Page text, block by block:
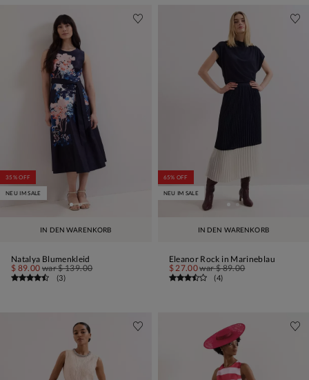
IN DEN WARENKORB
35% OFF
NEU IM SALE
Natalya Blumenkleid
$ 89.00 war$ 139.00
(3)
IN DEN WARENKORB
65% OFF
NEU IM SALE
Eleanor Rock in Marineblau
$ 27.00war$ 89.00
(4)